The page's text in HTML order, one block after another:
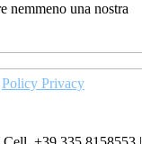
nemmeno una nostra
Policy Privacy